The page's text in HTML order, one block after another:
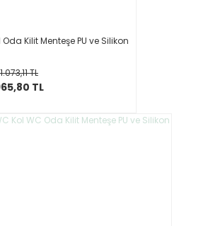
Kilit Menteşe PU ve Silikon
1.073,11 TL
TL